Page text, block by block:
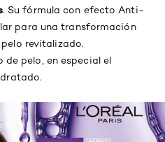
. Su fórmula con efecto Anti-
para una transformación
revitalizado.
pelo, en especial el